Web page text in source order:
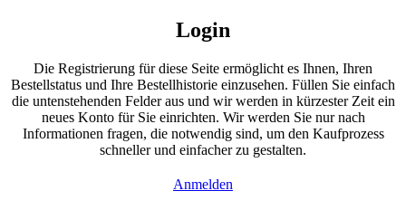
Login
Die Registrierung für diese Seite ermöglicht es Ihnen, Ihren
Bestellstatus und Ihre Bestellhistorie einzusehen. Füllen Sie einfach
die untenstehenden Felder aus und wir werden in kürzester Zeit ein
neues Konto für Sie einrichten. Wir werden Sie nur nach
Informationen fragen, die notwendig sind, um den Kaufprozess
schneller und einfacher zu gestalten.
Anmelden